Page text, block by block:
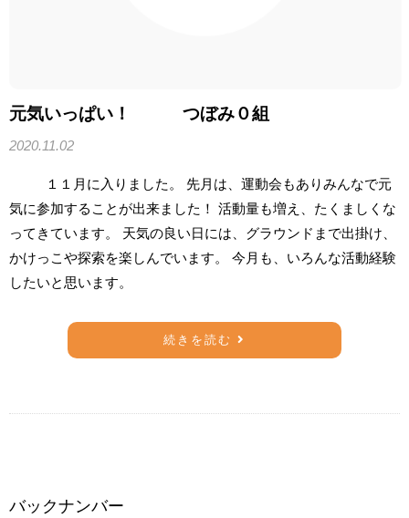
元気いっぱい！ つぼみ０組
2020.11.02
１１月に入りました。 先月は、運動会もありみんなで元
気に参加することが出来ました！ 活動量も増え、たくましくな
ってきています。 天気の良い日には、グラウンドまで出掛け、
かけっこや探索を楽しんでいます。 今月も、いろんな活動経験
したいと思います。
続きを読む
バックナンバー